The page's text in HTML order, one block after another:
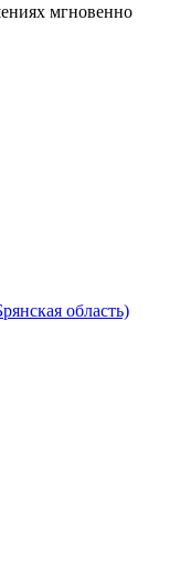
мгновенно
область)